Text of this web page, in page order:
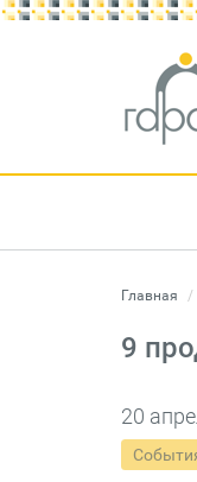
Главная
9
20